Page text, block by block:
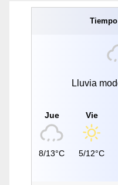
Lluvia
Jue
8/13°C
Vie
5/12°C